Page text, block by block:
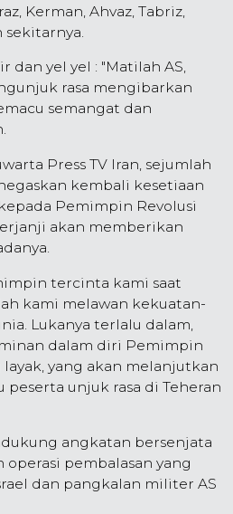
Kerman, Ahvaz, Tabriz,
sekitarnya.
dan yel yel : "Matilah AS,
rasa mengibarkan
semangat dan
Press TV Iran, sejumlah
kembali kesetiaan
Pemimpin Revolusi
akan memberikan
tercinta kami saat
kami melawan kekuatan-
Lukanya terlalu dalam,
dalam diri Pemimpin
layak, yang akan melanjutkan
peserta unjuk rasa di Teheran
angkatan bersenjata
operasi pembalasan yang
dan pangkalan militer AS